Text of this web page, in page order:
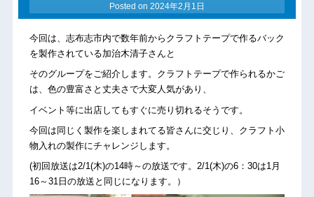
Posted on 2024年2月1日
今回は、志布志市内で数年前からクラフトテープで作るバック
を製作されている加治木清子さんと
そのグループをご紹介します。クラフトテープで作られるかご
は、色の豊富さと丈夫さで大変人気があり、
イベント等に出店してもすぐに売り切れるそうです。
今回は同じく製作を楽しまれてる皆さんに交じり、クラフト小
物入れの製作にチャレンジします。
(初回放送は2/1(木)の14時～の放送です。2/1(木)の6：30は1月
16～31日の放送と同じになります。）